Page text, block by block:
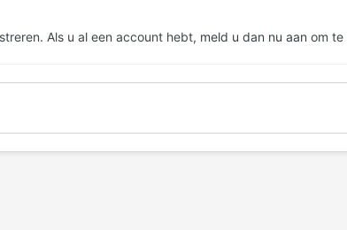
Als u al een account hebt, meld u dan nu aan om te